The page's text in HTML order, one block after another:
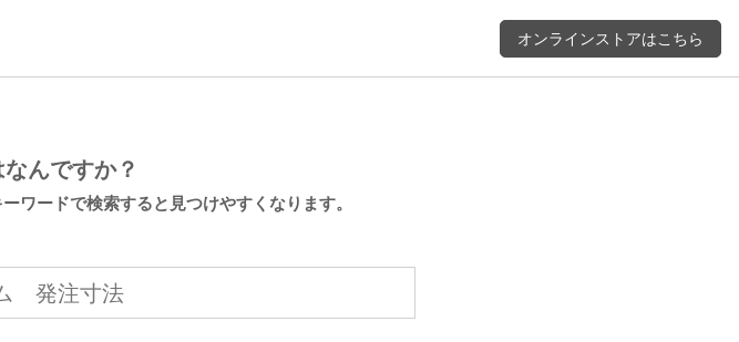
オンラインストアはこちら
んですか？
ワードで検索すると見つけやすくなります。